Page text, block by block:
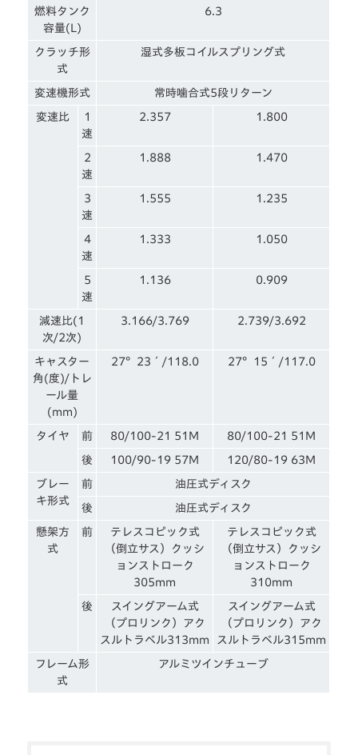
燃料タンク
容量(L)
6.3
クラッチ形
式
湿式多板コイルスプリング式
変速機形式 常時噛合式5段リターン
変速比
1
速
2.357 1.800
2
速
1.888 1.470
3
速
1.555 1.235
4
速
1.333 1.050
5
速
1.136 0.909
減速比(1
次/2次)
3.166/3.769 2.739/3.692
キャスター
角(度)/トレ
ール量
(mm)
27°23´/118.0 27°15´/117.0
タイヤ 前 80/100-21 51M 80/100-21 51M
後 100/90-19 57M 120/80-19 63M
ブレー
キ形式
前 油圧式ディスク
後 油圧式ディスク
懸架方
式
前
テレスコピック式
（倒立サス）クッシ
ョンストローク
305mm
テレスコピック式
（倒立サス）クッシ
ョンストローク
310mm
後
スイングアーム式
（プロリンク）アク
スルトラベル313mm
スイングアーム式
（プロリンク）アク
スルトラベル315mm
フレーム形
式
アルミツインチューブ